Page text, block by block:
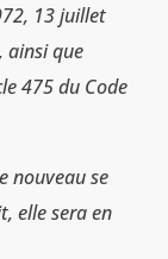
13 juillet
ainsi que
475 du Code
nouveau se
elle sera en